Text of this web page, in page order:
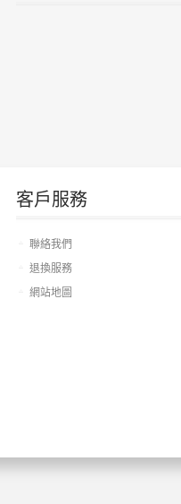
客戶服務
聯絡我們
退換服務
網站地圖